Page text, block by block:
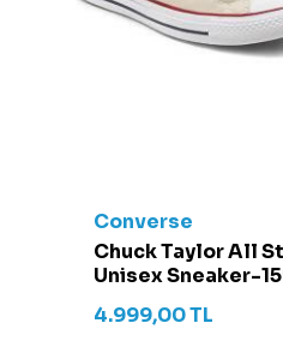
Converse
Chuck Taylor All
Unisex Sneaker-
Krem
4.999,00TL